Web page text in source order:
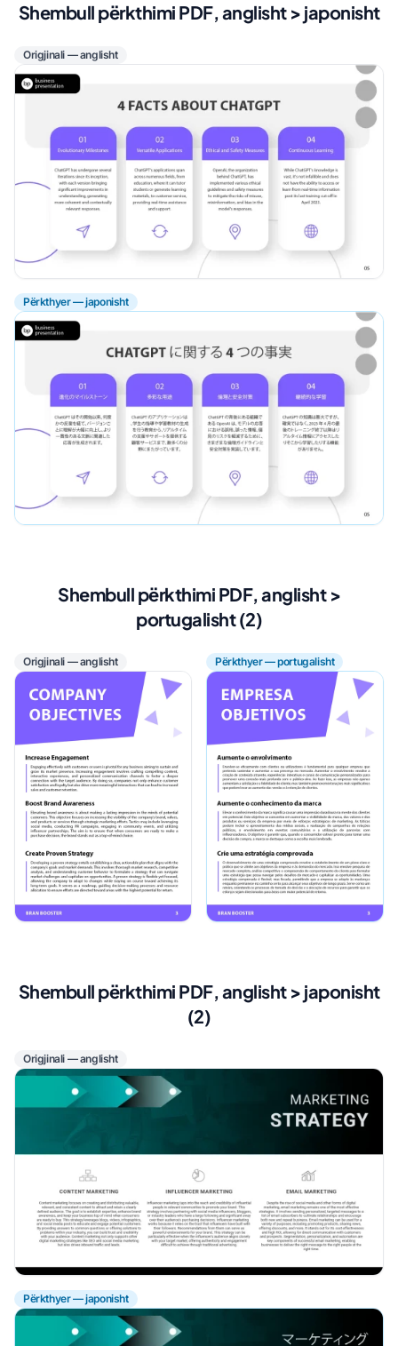
Shembull përkthimi PDF, anglisht > japonisht
Origjinali — anglisht
Përkthyer — japonisht
Shembull përkthimi PDF, anglisht >
portugalisht (2)
Origjinali — anglisht Përkthyer — portugalisht
Shembull përkthimi PDF, anglisht > japonisht
(2)
Origjinali — anglisht
Përkthyer — japonisht